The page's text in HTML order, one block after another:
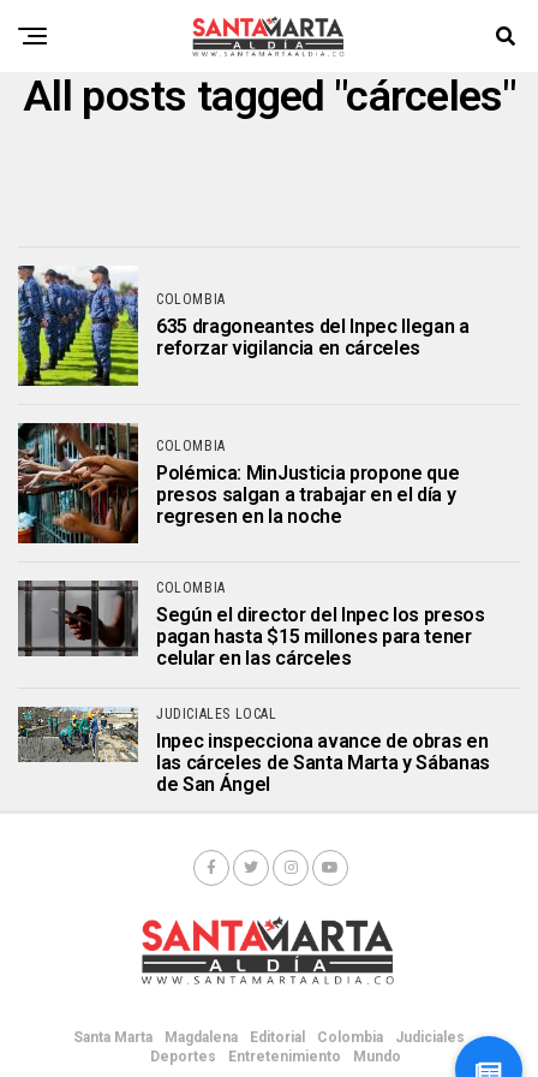
All posts tagged "cárceles"
COLOMBIA
635 dragoneantes del Inpec llegan a
reforzar vigilancia en cárceles
COLOMBIA
Polémica: MinJusticia propone que
presos salgan a trabajar en el día y
regresen en la noche
COLOMBIA
Según el director del Inpec los presos
pagan hasta $15 millones para tener
celular en las cárceles
JUDICIALES LOCAL
Inpec inspecciona avance de obras en
las cárceles de Santa Marta y Sábanas
de San Ángel
Santa Marta Magdalena Editorial Colombia
Judiciales
Deportes
Entretenimiento Mundo